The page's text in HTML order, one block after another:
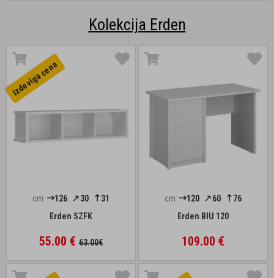
Kolekcija Erden
Izdevīga cena
cm: 126 30
31
Erden SZFK
55.00 € 63.00€
cm: 120 60
76
Erden BIU 120
109.00 €